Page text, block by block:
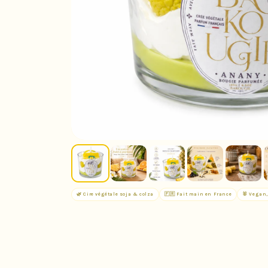
🌿 Cire végétale soja & colza 🇫🇷 Fait main en France 🐰